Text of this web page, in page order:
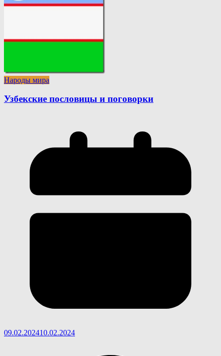
Народы мира
Узбекские пословицы и поговорки
09.02.202410.02.2024